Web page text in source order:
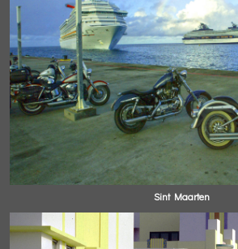
Sint Maarten